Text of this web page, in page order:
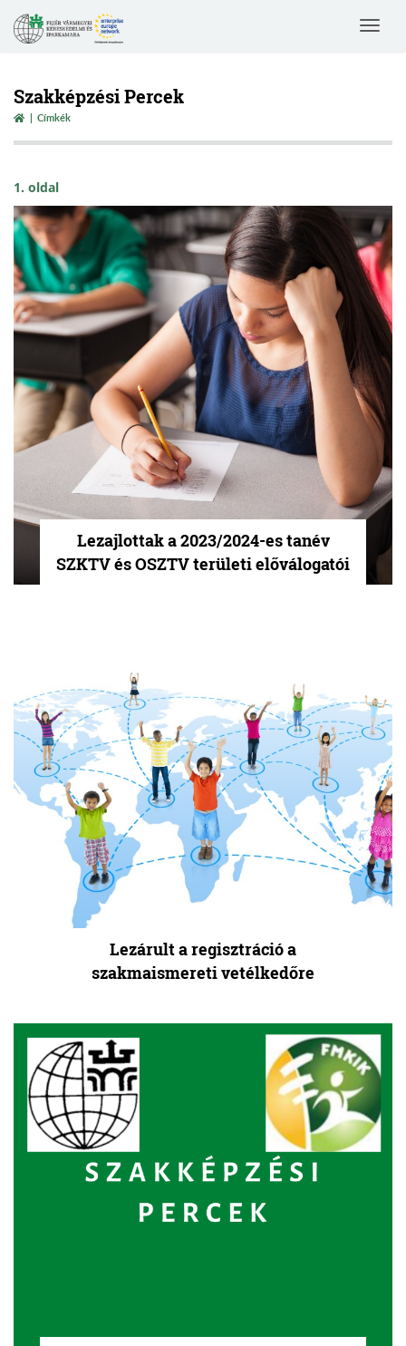
Toggle
Szakképzési Percek
Címkék
1. oldal
Lezajlottak a 2023/2024-es tanév
SZKTV és OSZTV területi előválogatói
Lezárult a regisztráció a
szakmaismereti vetélkedőre